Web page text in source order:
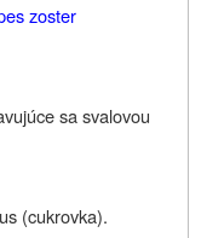
zoster
sa svalovou
(cukrovka).